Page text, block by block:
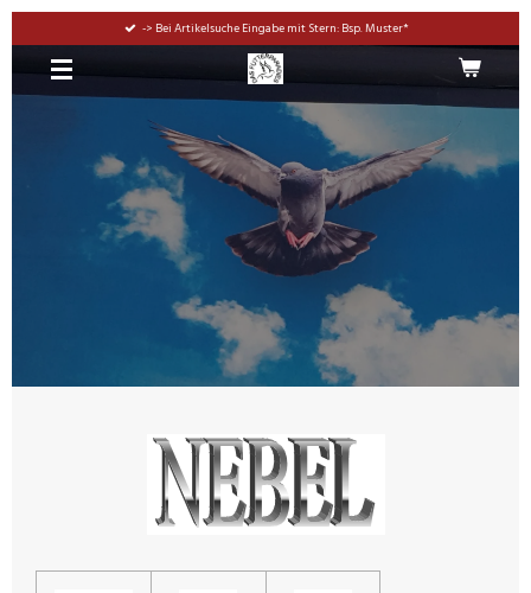
springen
-> Bei Artikelsuche Eingabe mit Stern: Bsp. Muster*